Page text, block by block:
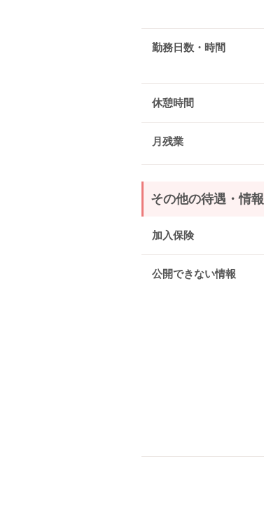
勤務日数・時間
休憩時間
月残業
その他の待遇・情報
加入保険
公開できない情報